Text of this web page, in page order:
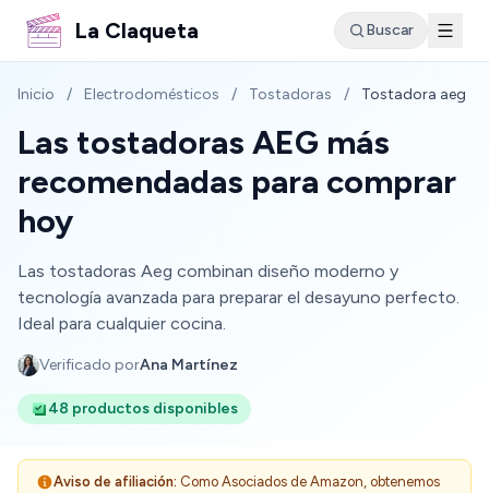
La Claqueta Buscar
Inicio / Electrodomésticos / Tostadoras / Tostadora aeg
Las tostadoras AEG más
recomendadas para comprar
hoy
Las tostadoras Aeg combinan diseño moderno y
tecnología avanzada para preparar el desayuno perfecto.
Ideal para cualquier cocina.
Verificado porAna Martínez
48 productos disponibles
Aviso de afiliación: Como Asociados de Amazon, obtenemos